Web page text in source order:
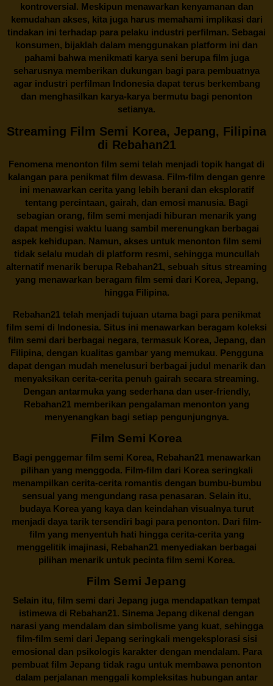
kontroversial. Meskipun menawarkan kenyamanan dan
kemudahan akses, kita juga harus memahami implikasi dari
tindakan ini terhadap para pelaku industri perfilman. Sebagai
konsumen, bijaklah dalam menggunakan platform ini dan
pahami bahwa menikmati karya seni berupa film juga
seharusnya memberikan dukungan bagi para pembuatnya
agar industri perfilman Indonesia dapat terus berkembang
dan menghasilkan karya-karya bermutu bagi penonton
setianya.
Streaming Film Semi Korea, Jepang, Filipina
di Rebahan21
Fenomena menonton film semi telah menjadi topik hangat di
kalangan para penikmat film dewasa. Film-film dengan genre
ini menawarkan cerita yang lebih berani dan eksploratif
tentang percintaan, gairah, dan emosi manusia. Bagi
sebagian orang, film semi menjadi hiburan menarik yang
dapat mengisi waktu luang sambil merenungkan berbagai
aspek kehidupan. Namun, akses untuk menonton film semi
tidak selalu mudah di platform resmi, sehingga muncullah
alternatif menarik berupa Rebahan21, sebuah situs streaming
yang menawarkan beragam film semi dari Korea, Jepang,
hingga Filipina.
Rebahan21telah menjadi tujuan utama bagi para penikmat
film semi di Indonesia. Situs ini menawarkan beragam koleksi
film semi dari berbagai negara, termasuk Korea, Jepang, dan
Filipina, dengan kualitas gambar yang memukau. Pengguna
dapat dengan mudah menelusuri berbagai judul menarik dan
menyaksikan cerita-cerita penuh gairah secara streaming.
Dengan antarmuka yang sederhana dan user-friendly,
Rebahan21 memberikan pengalaman menonton yang
menyenangkan bagi setiap pengunjungnya.
Film Semi Korea
Bagi penggemar film semi Korea, Rebahan21menawarkan
pilihan yang menggoda. Film-film dari Korea seringkali
menampilkan cerita-cerita romantis dengan bumbu-bumbu
sensual yang mengundang rasa penasaran. Selain itu,
budaya Korea yang kaya dan keindahan visualnya turut
menjadi daya tarik tersendiri bagi para penonton. Dari film-
film yang menyentuh hati hingga cerita-cerita yang
menggelitik imajinasi, Rebahan21 menyediakan berbagai
pilihan menarik untuk pecinta film semi Korea.
Film Semi Jepang
Selain itu, film semi dari Jepang juga mendapatkan tempat
istimewa di Rebahan21. Sinema Jepang dikenal dengan
narasi yang mendalam dan simbolisme yang kuat, sehingga
film-film semi dari Jepang seringkali mengeksplorasi sisi
emosional dan psikologis karakter dengan mendalam. Para
pembuat film Jepang tidak ragu untuk membawa penonton
dalam perjalanan menggali kompleksitas hubungan antar